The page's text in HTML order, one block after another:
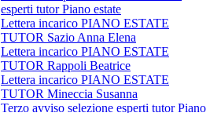
esperti tutor Piano estate
Lettera incarico PIANO ESTATE
TUTOR Sazio Anna Elena
Lettera incarico PIANO ESTATE
TUTOR Rappoli Beatrice
Lettera incarico PIANO ESTATE
TUTOR Mineccia Susanna
Terzo avviso selezione esperti tutor Piano